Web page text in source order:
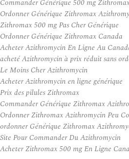
Commander Générique 500 mg
Ordonner Générique Zithromax
Zithromax 500 mg Pas Cher Générique
Ordonner Générique Zithromax Canada
Acheter Azithromycin En Ligne Au
acheté Azithromycin à prix réduit sans
Le Moins Cher Azithromycin
Acheter Azithromycin en ligne générique
Prix des pilules Zithromax
Commander Générique Zithromax
Ordonner Zithromax Azithromycin Peu
ordonner Générique Zithromax
Site Pour Commander Du Azithromycin
Acheter Zithromax 500 mg En Ligne